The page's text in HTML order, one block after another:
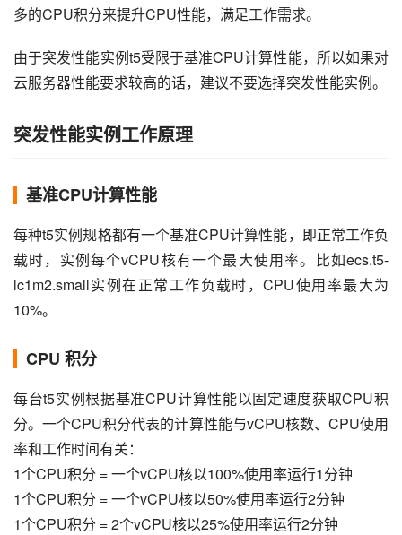
多的CPU积分来提升CPU性能，满足工作需求。
由于突发性能实例t5受限于基准CPU计算性能，所以如果对
云服务器性能要求较高的话，建议不要选择突发性能实例。
突发性能实例工作原理
基准CPU计算性能
每种t5实例规格都有一个基准CPU计算性能，即正常工作负
载时，实例每个vCPU核有一个最大使用率。比如ecs.t5-
lc1m2.small实例在正常工作负载时，CPU使用率最大为
10%。
CPU 积分
每台t5实例根据基准CPU计算性能以固定速度获取CPU积
分。一个CPU积分代表的计算性能与vCPU核数、CPU使用
率和工作时间有关：
1个CPU积分 = 一个vCPU核以100%使用率运行1分钟
1个CPU积分 = 一个vCPU核以50%使用率运行2分钟
1个CPU积分 = 2个vCPU核以25%使用率运行2分钟